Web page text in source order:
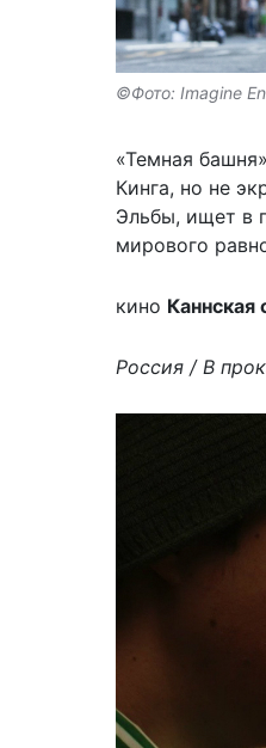
©Фото: Imagine
«Темная
Кинга, но не
Эльбы, ищет в
мирового
кино Каннская
Россия / В